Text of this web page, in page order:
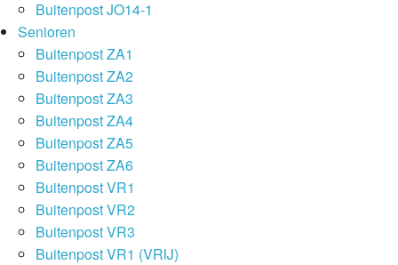
Buitenpost JO14-1
Senioren
Buitenpost ZA1
Buitenpost ZA2
Buitenpost ZA3
Buitenpost ZA4
Buitenpost ZA5
Buitenpost ZA6
Buitenpost VR1
Buitenpost VR2
Buitenpost VR3
Buitenpost VR1 (VRIJ)